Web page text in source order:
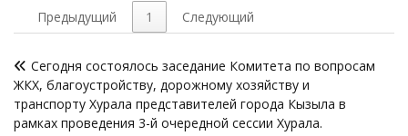
Предыдущий
1 Следующий
по
записям
Сегодня состоялось заседание Комитета по вопросам
ЖКХ, благоустройству, дорожному хозяйству и
транспорту Хурала представителей города Кызыла в
рамках проведения 3-й очередной сессии Хурала.